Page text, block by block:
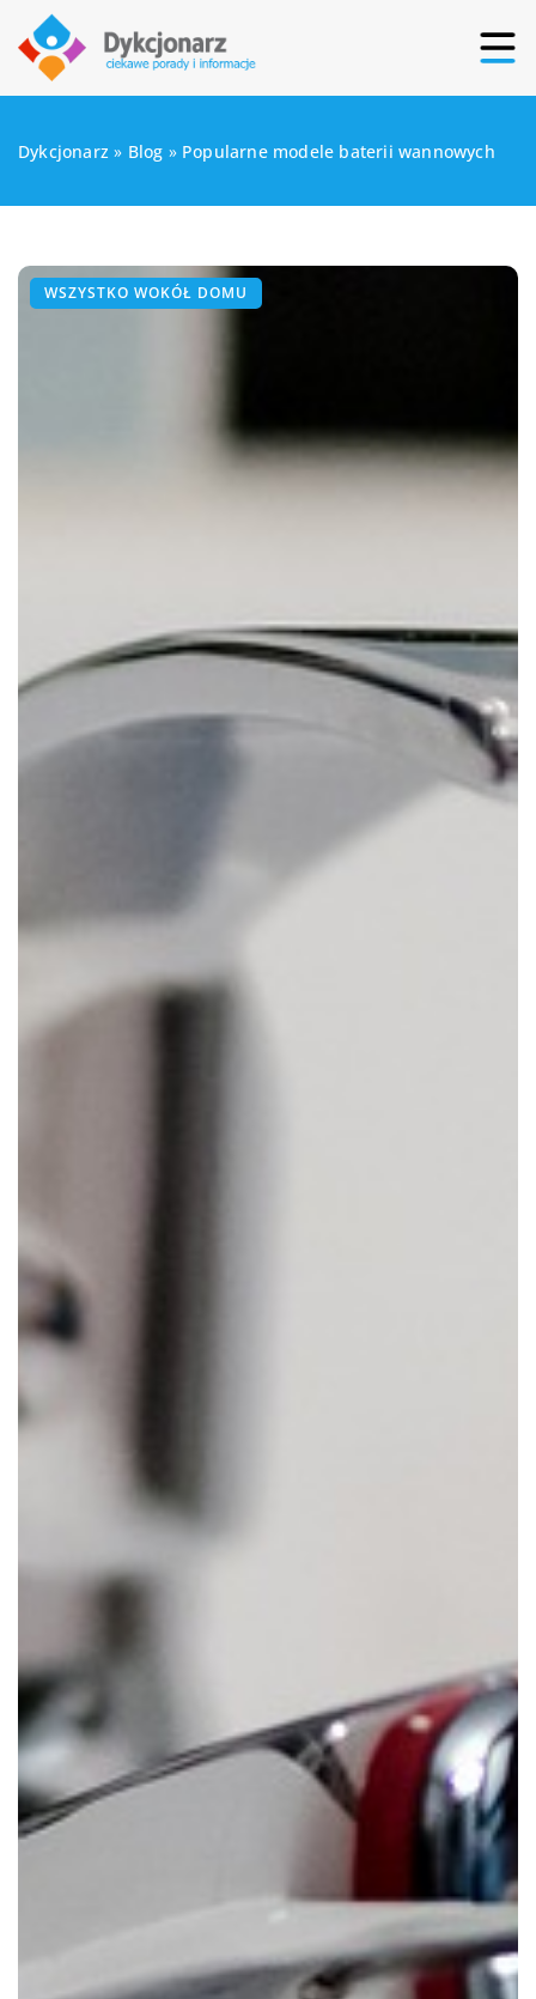
Dykcjonarz » Blog » Popularne modele baterii wannowych
WSZYSTKO WOKÓŁ DOMU